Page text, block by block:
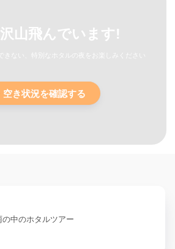
山飛んでいます!
きない、特別なホタルの夜をお楽しみください
空き状況を確認する
の中のホタルツアー